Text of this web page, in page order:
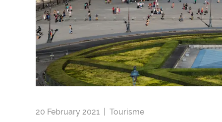
20 February 2021 | Tourisme